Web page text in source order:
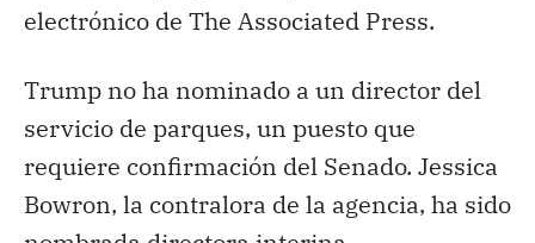
electrónico de The Associated Press.
Trump no ha nominado a un director del
servicio de parques, un puesto que
requiere confirmación del Senado. Jessica
Bowron, la contralora de la agencia, ha sido